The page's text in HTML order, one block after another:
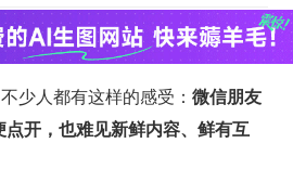
少人都有这样的感受： 微信朋友
开，也难见新鲜内容、鲜有互